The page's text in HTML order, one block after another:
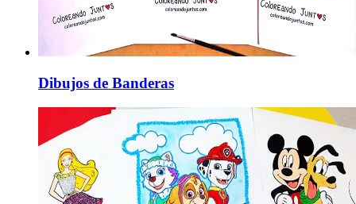
Dibujos de Banderas